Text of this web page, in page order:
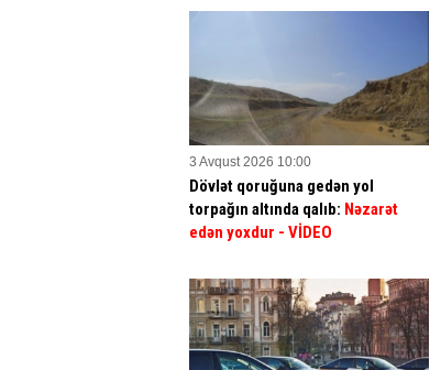
3 Avqust 2026 10:00
Dövlət qoruğuna gedən yol
torpağın altında qalıb: Nəzarət
edən yoxdur - VİDEO